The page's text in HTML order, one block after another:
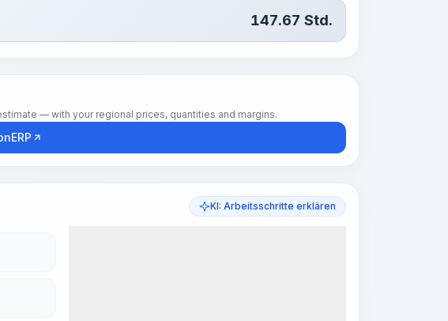
147.67 Std.
— with your regional prices, quantities and margins.
KI: Arbeitsschritte erklären